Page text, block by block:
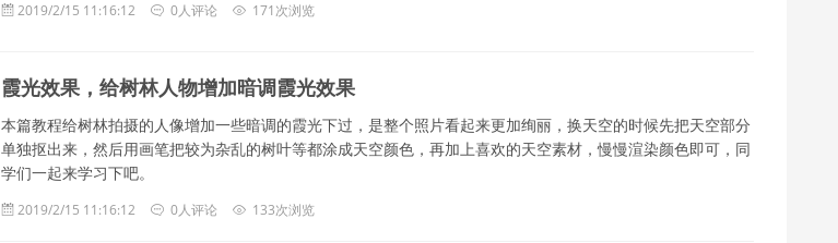
2019/2/15 11:16:12 0人评论 171次浏览
霞光效果，给树林人物增加暗调霞光效果
本篇教程给树林拍摄的人像增加一些暗调的霞光下过，是整个照片看起来更加绚丽，换天空的时候先把天空部分
单独抠出来，然后用画笔把较为杂乱的树叶等都涂成天空颜色，再加上喜欢的天空素材，慢慢渲染颜色即可，同
学们一起来学习下吧。
2019/2/15 11:16:12 0人评论 133次浏览